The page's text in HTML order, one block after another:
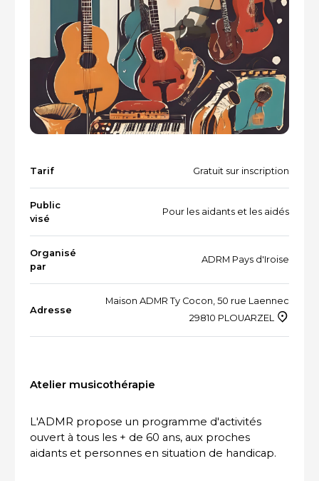
Dispositifs aidants/aidés
QUI SOMMES-NOUS ?
L'équipe
Le Comité des parties prenantes
Les évènements
RESSOURCES
VOTRE SANTÉ ET CELLE DE VOTRE PROCHE
Recherche par mots-clés
Tarif Gratuit sur inscription
Public
visé
Pour les aidants et les aidés
Organisé
par
ADRM Pays d'Iroise
Adresse
Maison ADMR Ty Cocon, 50 rue Laennec
29810 PLOUARZEL
Atelier musicothérapie
L'ADMR propose un programme d'activités
ouvert à tous les + de 60 ans, aux proches
aidants et personnes en situation de handicap.